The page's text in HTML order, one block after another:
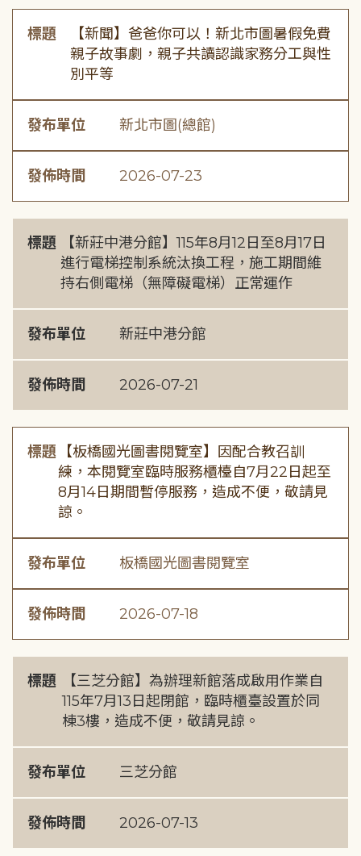
標題
【新聞】爸爸你可以！新北市圖暑假免費
親子故事劇，親子共讀認識家務分工與性
別平等
發布單位 新北市圖(總館)
發佈時間 2026-07-23
標題
【新莊中港分館】115年8月12日至8月17日
進行電梯控制系統汰換工程，施工期間維
持右側電梯（無障礙電梯）正常運作
發布單位 新莊中港分館
發佈時間 2026-07-21
標題
【板橋國光圖書閱覽室】因配合教召訓
練，本閱覽室臨時服務櫃檯自7月22日起至
8月14日期間暫停服務，造成不便，敬請見
諒。
發布單位 板橋國光圖書閱覽室
發佈時間 2026-07-18
標題
【三芝分館】為辦理新館落成啟用作業自
115年7月13日起閉館，臨時櫃臺設置於同
棟3樓，造成不便，敬請見諒。
發布單位 三芝分館
發佈時間 2026-07-13